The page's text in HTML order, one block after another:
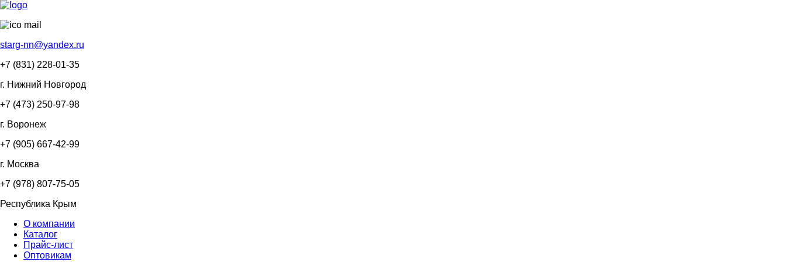
starg-nn@yandex.ru
+7 (831) 228-01-35
г. Нижний Новгород
+7 (473) 250-97-98
г. Воронеж
+7 (905) 667-42-99
г. Москва
+7 (978) 807-75-05
Республика Крым
О компании
Каталог
Прайс-лист
Оптовикам